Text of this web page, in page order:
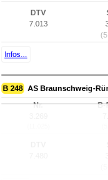
DTV
7.013
Infos...
B 248 AS Braunschweig-
Nr.
B-